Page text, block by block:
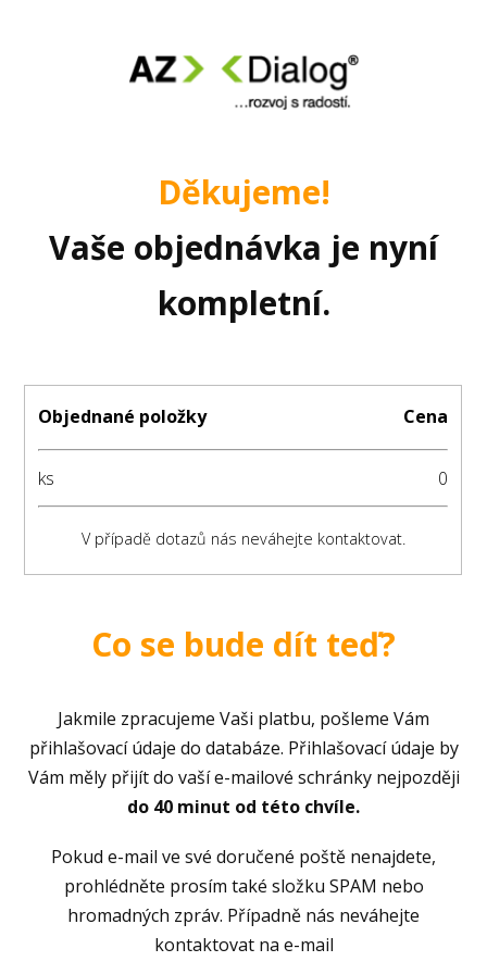
Děkujeme!
Vaše objednávka je nyní
kompletní.
Co se bude dít teď?
Jakmile zpracujeme Vaši platbu, pošleme Vám
přihlašovací údaje do databáze. Přihlašovací údaje by
Vám měly přijít do vaší e-mailové schránky nejpozději
do 40 minut od této chvíle.
Pokud e-mail ve své doručené poště nenajdete,
prohlédněte prosím také složku SPAM nebo
hromadných zpráv. Případně nás neváhejte
kontaktovat na e-mail